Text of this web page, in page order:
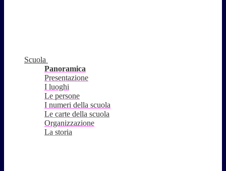
Scuola
Panoramica
Presentazione
I luoghi
Le persone
I numeri della scuola
Le carte della scuola
Organizzazione
La storia